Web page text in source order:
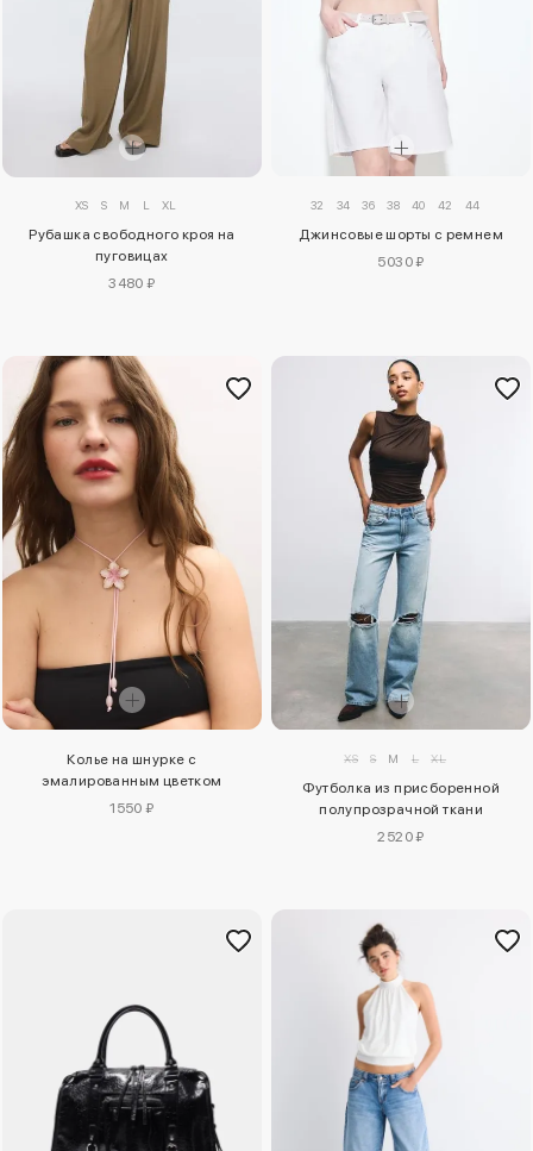
XS S M L XL
Рубашка свободного кроя на
пуговицах
3480 ₽
32 34 36 38 40 42 44
Джинсовые шорты с ремнем
5030 ₽
Колье на шнурке с
эмалированным цветком
1550 ₽
XS S M L XL
Футболка из присборенной
полупрозрачной ткани
2520 ₽